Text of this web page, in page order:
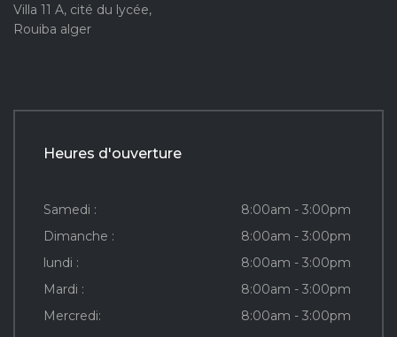
Villa 11 A, cité du lycée,
Rouiba alger
Heures d'ouverture
Samedi :
8:00am - 3:00pm
Dimanche :
8:00am - 3:00pm
lundi :
8:00am - 3:00pm
Mardi :
8:00am - 3:00pm
Mercredi:
8:00am - 3:00pm